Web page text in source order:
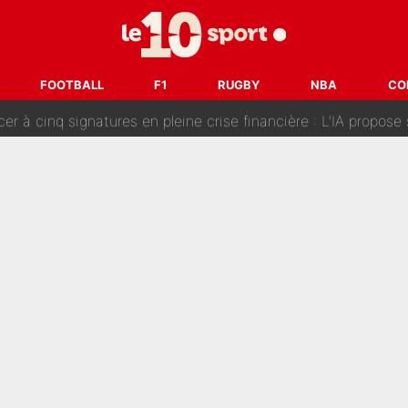
FOOTBALL F1 RUGBY NBA
sur CNews, un ancien journaliste de France Télévisions relance la
Pogacar : Le transfert qui effraie le peloton, «c’est la
signatures en pleine crise financière : L’IA propose sept noms à l’OM